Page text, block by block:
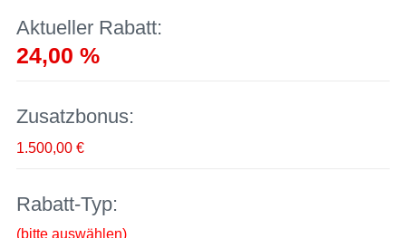
Aktueller Rabatt:
24,00 %
Zusatzbonus:
1.500,00 €
Rabatt-Typ:
(bitte auswählen)